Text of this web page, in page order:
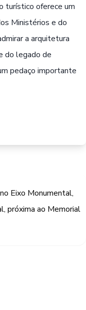
turístico oferece um
Ministérios e do
a arquitetura
do legado de
pedaço importante
Eixo Monumental,
próxima ao Memorial